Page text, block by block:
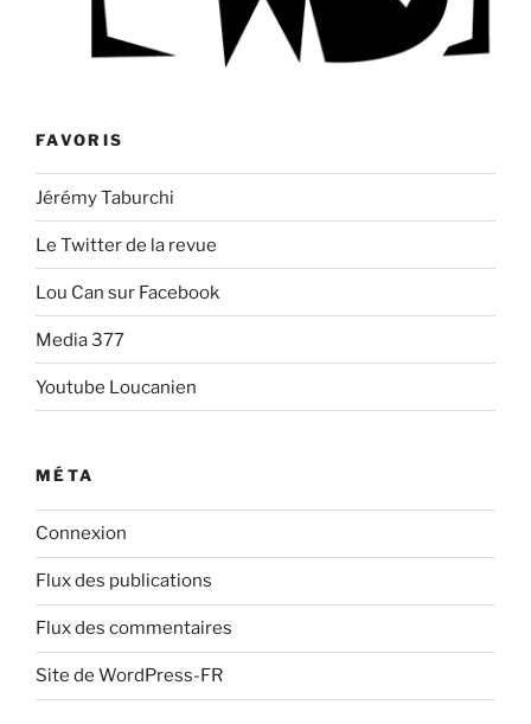
FAVORIS
Jérémy Taburchi
Le Twitter de la revue
Lou Can sur Facebook
Media 377
Youtube Loucanien
MÉTA
Connexion
Flux des publications
Flux des commentaires
Site de WordPress-FR